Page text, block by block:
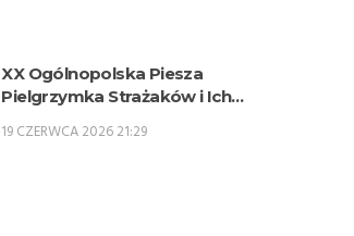
XX Ogólnopolska Piesza
Pielgrzymka Strażaków i Ich
sierpnia 2026 r.
19 CZERWCA 2026 21:29